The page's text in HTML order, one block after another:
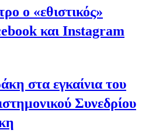
ο «εθιστικός»
και Instagram
στα εγκαίνια του
Συνεδρίου